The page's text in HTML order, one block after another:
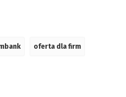
oferta dla firm